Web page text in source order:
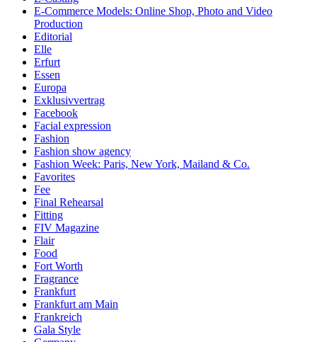
E-Commerce Models: Online Shop, Photo and Video
Production
Editorial
Elle
Erfurt
Essen
Europa
Exklusivvertrag
Facebook
Facial expression
Fashion
Fashion show agency
Fashion Week: Paris, New York, Mailand & Co.
Favorites
Fee
Final Rehearsal
Fitting
FIV Magazine
Flair
Food
Fort Worth
Fragrance
Frankfurt
Frankfurt am Main
Frankreich
Gala Style